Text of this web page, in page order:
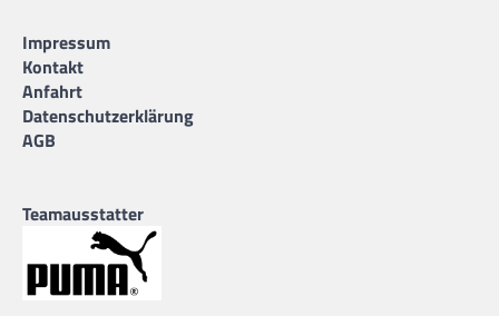
Impressum
Kontakt
Anfahrt
Datenschutzerklärung
AGB
Teamausstatter